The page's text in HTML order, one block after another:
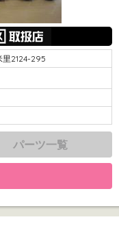
2124-295
パーツ一覧